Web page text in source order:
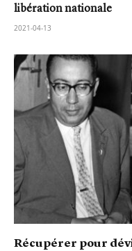
libération nationale
2021-04-13
Récupérer pour